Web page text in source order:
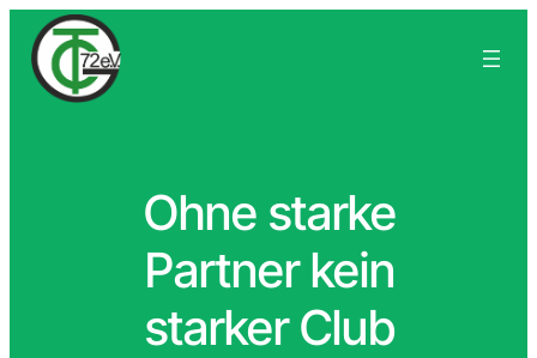
Ohne starke
Partner kein
starker Club